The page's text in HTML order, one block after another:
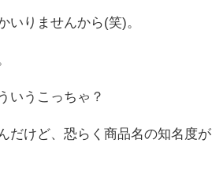
いりませんから(笑)。
いうこっちゃ？
だけど、恐らく商品名の知名度が